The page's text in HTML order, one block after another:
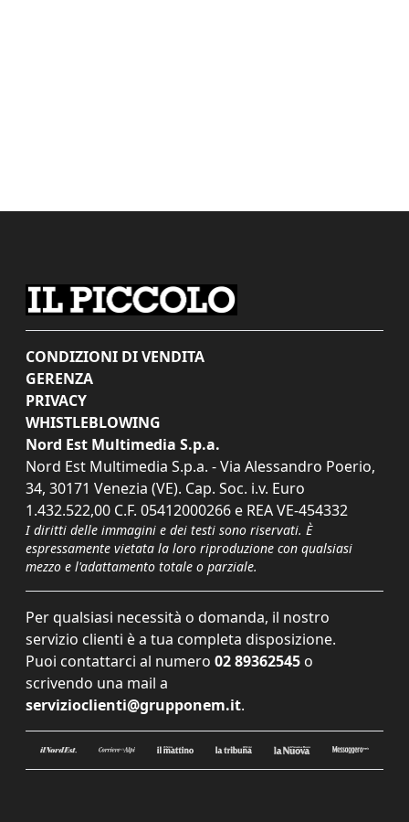
CONDIZIONI DI VENDITA
GERENZA
PRIVACY
WHISTLEBLOWING
Nord Est Multimedia S.p.a.
Nord Est Multimedia S.p.a. - Via Alessandro Poerio,
34, 30171 Venezia (VE). Cap. Soc. i.v. Euro
1.432.522,00 C.F. 05412000266 e REA VE-454332
I diritti delle immagini e dei testi sono riservati. È
espressamente vietata la loro riproduzione con qualsiasi
mezzo e l'adattamento totale o parziale.
Per qualsiasi necessità o domanda, il nostro
servizio clienti è a tua completa disposizione.
Puoi contattarci al numero 02 89362545 o
scrivendo una mail a
servizioclienti@grupponem.it.